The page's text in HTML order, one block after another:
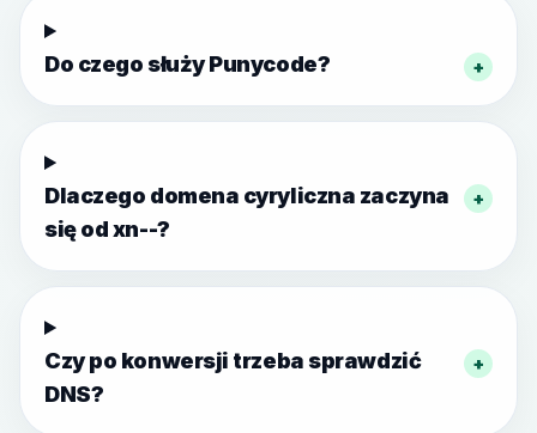
Do czego służy Punycode? +
Dlaczego domena cyryliczna zaczyna
się od xn--?
+
Czy po konwersji trzeba sprawdzić
DNS?
+